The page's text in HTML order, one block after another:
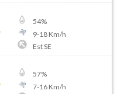
54%
9-18Km/h
Est SE
57%
7-16Km/h